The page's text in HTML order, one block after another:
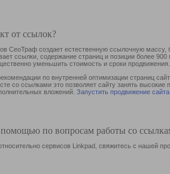
от ссылок?
СеоТраф создает естественную ссылочную
ссылки, содержание страниц и позиции более
уменьшить стоимость и сроки продвижения.
по внутренней оптимизации страниц
со ссылками это позволяет сайту занять
вложений. Запустить продвижение сайта
помощью по вопросам работы со
сервисов Linkpad, свяжитесь с нашей